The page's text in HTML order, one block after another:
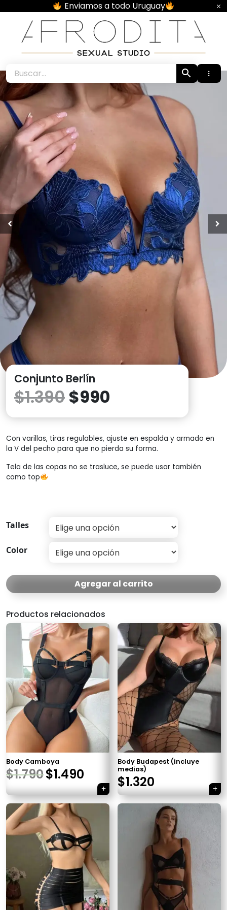
content
Enviamos a todo Uruguay
Afrodita • Sexual Studio •
1
Conjunto Berlín
$1.390 $990
Con varillas, tiras regulables, ajuste en espalda y armado en
la V del pecho para que no pierda su forma.
Tela de las copas no se trasluce, se puede usar también
como top
Talles
Color
Agregar al carrito
Productos relacionados
Body Camboya
$1.790$1.490
Body Budapest (incluye
medias)
$1.320